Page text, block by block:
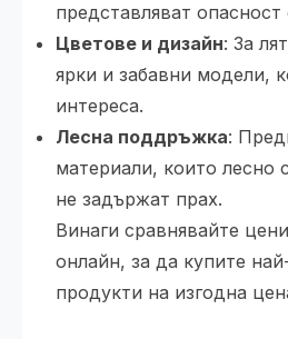
представляват опасност
Цветове и дизайн: За
ярки и забавни модели,
интереса.
Лесна поддръжка:
материали, които лесно
не задържат прах.
Винаги сравнявайте
онлайн, за да купите
продукти на изгодна